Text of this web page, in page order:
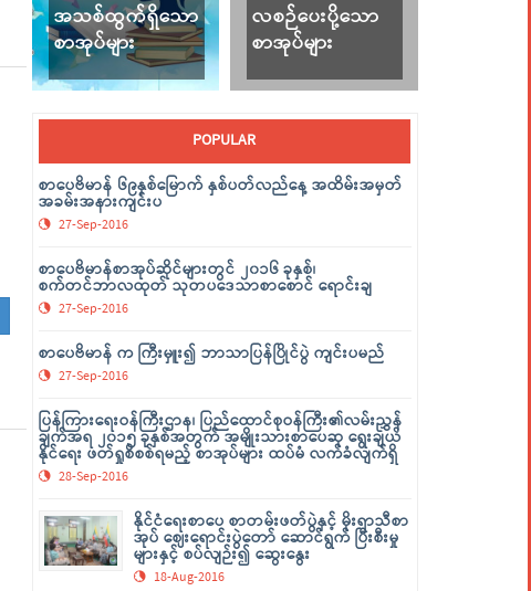
အသစ်ထွက်ရှိသော
စာအုပ်များ
လစဉ်ပေးပို့သော
စာအုပ်များ
POPULAR
စာပေဗိမာန် ၆၉နှစ်မြောက် နှစ်ပတ်လည်နေ့ အထိမ်းအမှတ်
အခမ်းအနားကျင်းပ
27-Sep-2016
စာပေဗိမာန်စာအုပ်ဆိုင်များတွင် ၂၀၁၆ ခုနှစ်၊
စက်တင်ဘာလထုတ် သုတပဒေသာစာစောင် ရောင်းချ
27-Sep-2016
စာပေဗိမာန် က ကြီးမှူး၍ ဘာသာပြန်ပြိုင်ပွဲ ကျင်းပမည်
27-Sep-2016
ပြန်ကြားရေးဝန်ကြီးဌာန၊ ပြည်ထောင်စုဝန်ကြီး၏လမ်းညွှန်
ချက်အရ ၂၀၁၅ ခုနှစ်အတွက် အမျိုးသားစာပေဆု ရွေးချယ်
နိုင်ရေး ဖတ်ရှုစိစစ်ရမည့် စာအုပ်များ ထပ်မံ လက်ခံလျက်ရှိ
28-Sep-2016
နိုင်ငံရေးစာပေ စာတမ်းဖတ်ပွဲနှင့် မိုးရာသီစာ
အုပ် ဈေးရောင်းပွဲတော် ဆောင်ရွက် ပြီးစီးမှု
များနှင့် စပ်လျဉ်း၍ ဆွေးနွေး
18-Aug-2016